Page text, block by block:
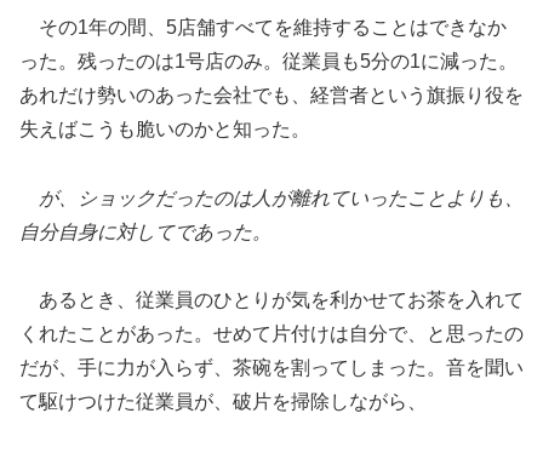
その1年の間、5店舗すべてを維持することはできなか
った。残ったのは1号店のみ。従業員も5分の1に減った。
あれだけ勢いのあった会社でも、経営者という旗振り役を
失えばこうも脆いのかと知った。
が、ショックだったのは人が離れていったことよりも、
自分自身に対してであった。
あるとき、従業員のひとりが気を利かせてお茶を入れて
くれたことがあった。せめて片付けは自分で、と思ったの
だが、手に力が入らず、茶碗を割ってしまった。音を聞い
て駆けつけた従業員が、破片を掃除しながら、